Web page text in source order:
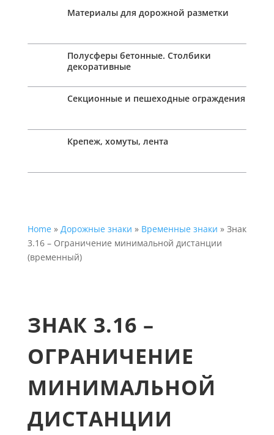
Материалы для дорожной разметки
Полусферы бетонные. Столбики
декоративные
Секционные и пешеходные ограждения
Крепеж, хомуты, лента
Home» Дорожные знаки » Временные знаки » Знак
3.16 – Ограничение минимальной дистанции
(временный)
ЗНАК 3.16 –
ОГРАНИЧЕНИЕ
МИНИМАЛЬНОЙ
ДИСТАНЦИИ